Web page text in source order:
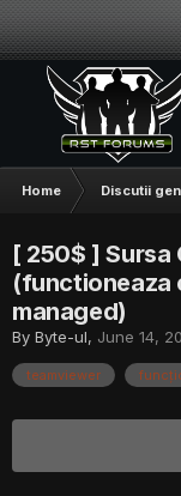
Home Discutii
[ 250$ ]
(functioneaza
managed)
By Byte-ul, June 14,
teamviewer